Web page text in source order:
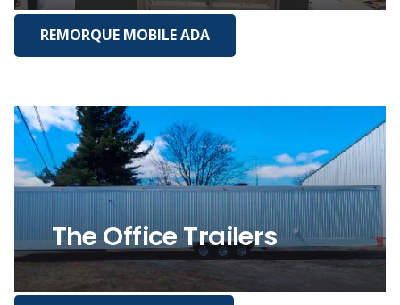
REMORQUE MOBILE ADA
The Office Trailers